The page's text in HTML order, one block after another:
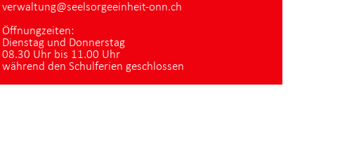
verwaltung@seelsorgeeinheit-onn.ch
Öffnungzeiten:
Dienstag und Donnerstag
08.30 Uhr bis 11.00 Uhr
während den Schulferien geschlossen